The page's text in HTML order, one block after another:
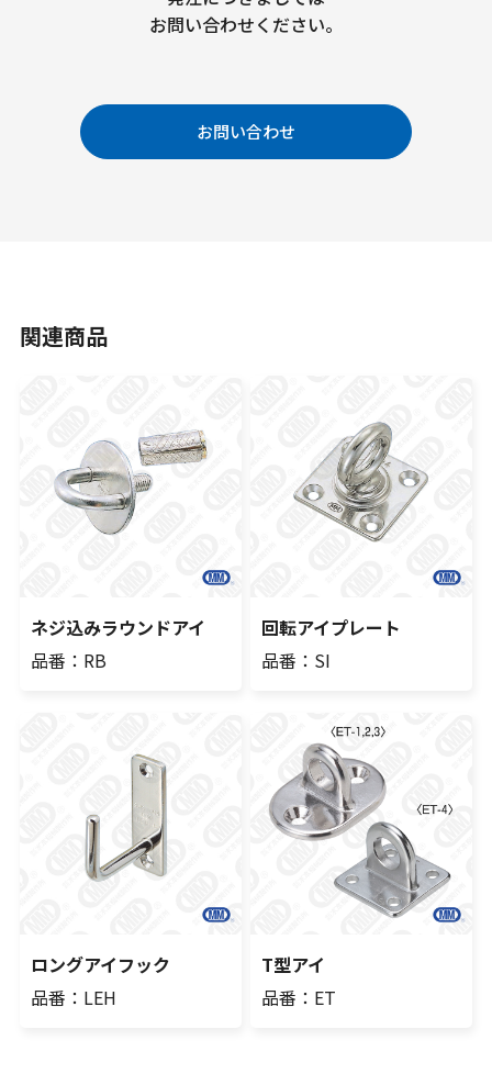
お問い合わせください。
お問い合わせ
関連商品
ネジ込みラウンドアイ
品番：RB
回転アイプレート
品番：SI
ロングアイフック
品番：LEH
T型アイ
品番：ET